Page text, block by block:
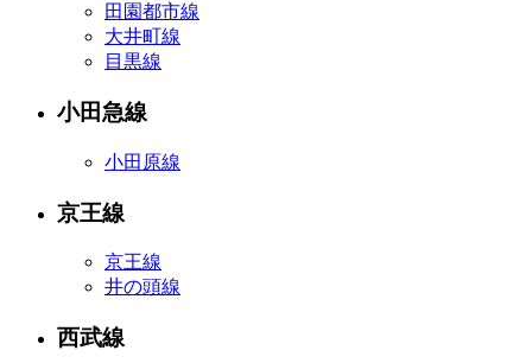
田園都市線
大井町線
目黒線
小田急線
小田原線
京王線
京王線
井の頭線
西武線